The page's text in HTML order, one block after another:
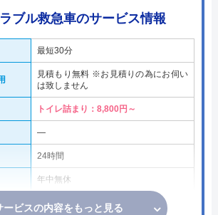
ブル救急車のサービス情報
最短30分
見積もり無料 ※お見積りの為にお伺い
は致しません
トイレ詰まり：8,800円～
―
24時間
年中無休
ービスの内容をもっと見る